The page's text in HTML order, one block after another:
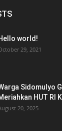
world!
29, 2021
Sidomulyo
HUT RI
20, 2025